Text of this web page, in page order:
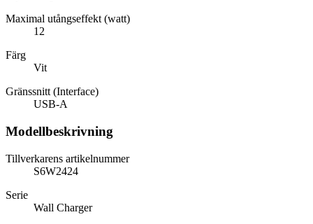
Maximal utångseffekt (watt)
12
Färg
Vit
Gränssnitt (Interface)
USB-A
Modellbeskrivning
Tillverkarens artikelnummer
S6W2424
Serie
Wall Charger